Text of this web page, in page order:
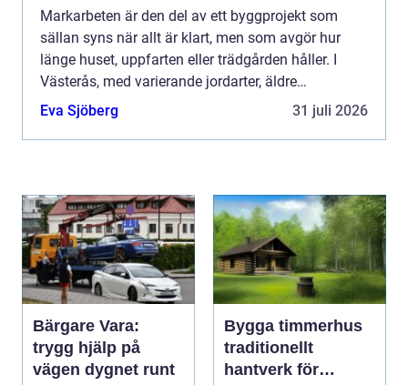
Markarbeten är den del av ett byggprojekt som
sällan syns när allt är klart, men som avgör hur
länge huset, uppfarten eller trädgården håller. I
Västerås, med varierande jordarter, äldre
bostadsområden och många nybyggen, ställs
Eva Sjöberg 31 juli 2026
Bärgare Vara:
trygg hjälp på
vägen dygnet runt
Bygga timmerhus
traditionellt
hantverk för